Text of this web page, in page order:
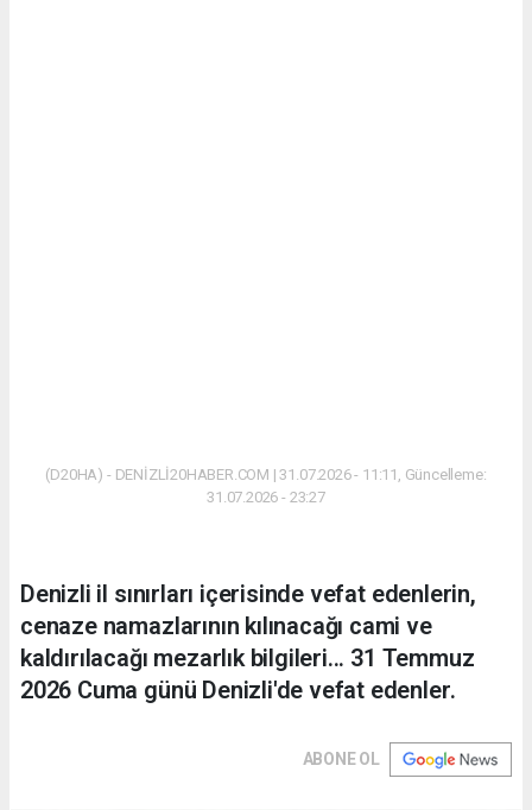
(D20HA) - DENİZLİ20HABER.COM | 31.07.2026 - 11:11, Güncelleme:
31.07.2026 - 23:27
Denizli il sınırları içerisinde vefat edenlerin,
cenaze namazlarının kılınacağı cami ve
kaldırılacağı mezarlık bilgileri... 31 Temmuz
2026 Cuma günü Denizli'de vefat edenler.
ABONE OL